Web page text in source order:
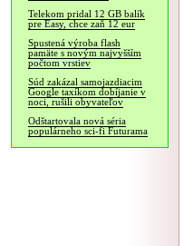
Telekom pridal 12 GB balík
pre Easy, chce zaň 12 eur
Spustená výroba flash
pamäte s novým najvyšším
počtom vrstiev
Súd zakázal samojazdiacim
Google taxíkom dobíjanie v
noci, rušili obyvateľov
Odštartovala nová séria
populárneho sci-fi Futurama